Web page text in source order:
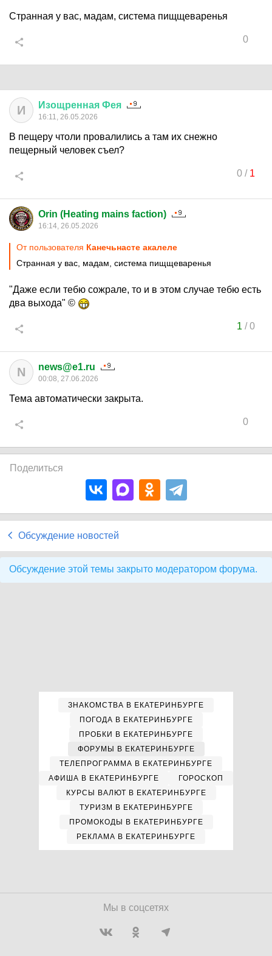
Странная у вас, мадам, система пищщеваренья
0
И Изощренная Фея
16:11, 26.05.2026
В пещеру чтоли провалились а там их снежно
пещерный человек съел?
0/ 1
Orin (Heating mains faction)
16:14, 26.05.2026
От пользователя Канечьнасте акалеле
Странная у вас, мадам, система пищщеваренья
"Даже если тебю сожрале, то и в этом случае тебю есть
два выхода" ©
1 /0
N news@e1.ru
00:08, 27.06.2026
Тема автоматически закрыта.
0
Поделиться
Обсуждение новостей
Обсуждение этой темы закрыто модератором форума.
ЗНАКОМСТВА В ЕКАТЕРИНБУРГЕ
ПОГОДА В ЕКАТЕРИНБУРГЕ
ПРОБКИ В ЕКАТЕРИНБУРГЕ
ФОРУМЫ В ЕКАТЕРИНБУРГЕ
ТЕЛЕПРОГРАММА В ЕКАТЕРИНБУРГЕ
АФИША В ЕКАТЕРИНБУРГЕ
ГОРОСКОП
КУРСЫ ВАЛЮТ В ЕКАТЕРИНБУРГЕ
ТУРИЗМ В ЕКАТЕРИНБУРГЕ
ПРОМОКОДЫ В ЕКАТЕРИНБУРГЕ
РЕКЛАМА В ЕКАТЕРИНБУРГЕ
Мы в соцсетях